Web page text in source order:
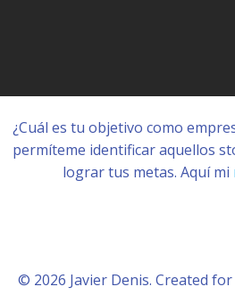
¿Cuál es tu objetivo como
permíteme identificar aquellos
lograr tus metas. Aquí mi
© 2026 Javier Denis. Created